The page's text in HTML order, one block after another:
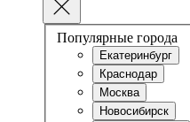
Популярные города
Екатеринбург
Краснодар
Москва
Новосибирск